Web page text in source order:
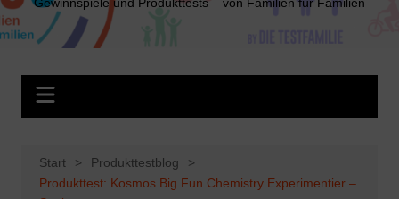
Start
Produkttestblog
Produkttest: Kosmos Big Fun Chemistry Experimentier –